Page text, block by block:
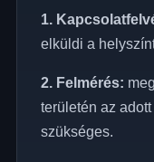
1.
elküldi a
2. Felmérés:
területén az
szükséges.